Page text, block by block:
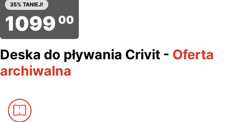
35% TANIEJ!
1099 00
Deska do pływania Crivit - Oferta
archiwalna